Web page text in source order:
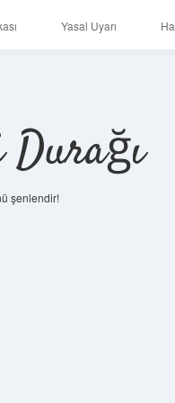
Yasal Uyarı
şenlendir!